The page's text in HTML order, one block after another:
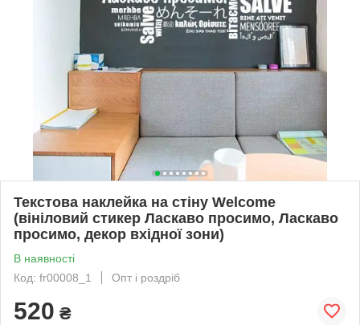
Текстова наклейка на стіну Welcome
(вініловий стикер Ласкаво просимо, Ласкаво
просимо, декор вхідної зони)
В наявності
Код: fr00008_1
Опт і роздріб
520 ₴